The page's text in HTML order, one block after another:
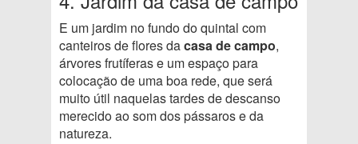
E um jardim no fundo do quintal com
canteiros de flores dacasa de campo,
árvores frutíferas e um espaço para
colocação de uma boa rede, que será
muito útil naquelas tardes de descanso
merecido ao som dos pássaros e da
natureza.